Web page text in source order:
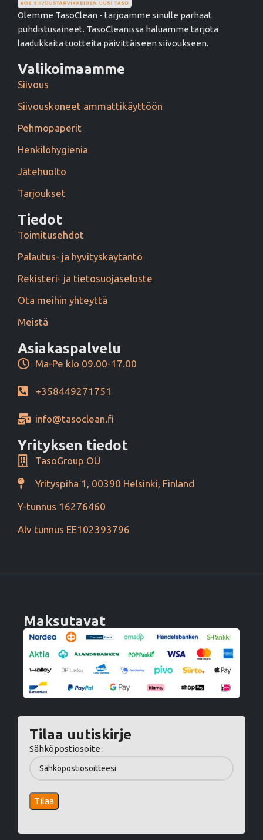
Olemme TasoClean - tarjoamme sinulle parhaat
puhdistusaineet. TasoCleanissa haluamme tarjota
laadukkaita tuotteita päivittäiseen siivoukseen.
Valikoimaamme
Siivous
Siivouskoneet ammattikäyttöön
Pehmopaperit
Henkilöhygienia
Jätehuolto
Tarjoukset
Tiedot
Toimitusehdot
Palautus- ja hyvityskäytäntö
Rekisteri- ja tietosuojaseloste
Ota meihin yhteyttä
Meistä
Asiakaspalvelu
Ma-Pe klo 09.00-17.00
+358449271751
info@tasoclean.fi
Yrityksen tiedot
TasoGroup OÜ
Yrityspiha 1, 00390 Helsinki, Finland
Y-tunnus 16276460
Alv tunnus EE102393796
Maksutavat
Tilaa uutiskirje
Sähköpostiosoite :